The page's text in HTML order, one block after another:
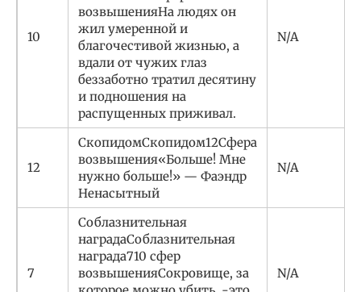
10
возвышенияНа людях он
жил умеренной и
благочестивой жизнью, а
вдали от чужих глаз
беззаботно тратил десятину
и подношения на
распущенных приживал.
N/A
12
СкопидомСкопидом12Сфера
возвышения«Больше! Мне
нужно больше!» — Фаэндр
Ненасытный
N/A
7
Соблазнительная
наградаСоблазнительная
награда710 сфер
возвышенияСокровище, за
N/A